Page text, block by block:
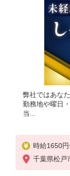
弊社ではあな
勤務地や曜日
当...
時給1650
全支給(ガソ
千葉県松戸